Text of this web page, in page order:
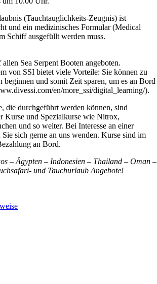
(Tauchtauglichkeits-Zeugnis) ist
und ein medizinisches Formular (Medical
Schiff ausgefüllt werden muss.
Sea Serpent Booten angeboten.
von SSI bietet viele Vorteile: Sie können zu
beginnen und somit Zeit sparen, um es an Bord
en/more_ssi/digital_learning/).
die durchgeführt werden können, sind
Kurse und Spezialkurse wie Nitrox,
und so weiter. Bei Interesse an einer
sich gerne an uns wenden. Kurse sind im
an Bord.
– Ägypten – Indonesien – Thailand – Oman –
und Tauchurlaub Angebote!